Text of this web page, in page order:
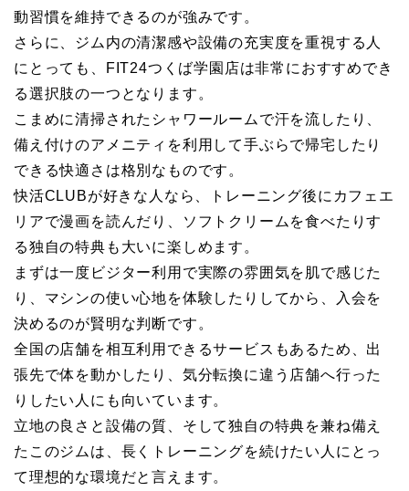
動習慣を維持できるのが強みです。
さらに、ジム内の清潔感や設備の充実度を重視する人
にとっても、FIT24つくば学園店は非常におすすめでき
る選択肢の一つとなります。
こまめに清掃されたシャワールームで汗を流したり、
備え付けのアメニティを利用して手ぶらで帰宅したり
できる快適さは格別なものです。
快活CLUBが好きな人なら、トレーニング後にカフェエ
リアで漫画を読んだり、ソフトクリームを食べたりす
る独自の特典も大いに楽しめます。
まずは一度ビジター利用で実際の雰囲気を肌で感じた
り、マシンの使い心地を体験したりしてから、入会を
決めるのが賢明な判断です。
全国の店舗を相互利用できるサービスもあるため、出
張先で体を動かしたり、気分転換に違う店舗へ行った
りしたい人にも向いています。
立地の良さと設備の質、そして独自の特典を兼ね備え
たこのジムは、長くトレーニングを続けたい人にとっ
て理想的な環境だと言えます。